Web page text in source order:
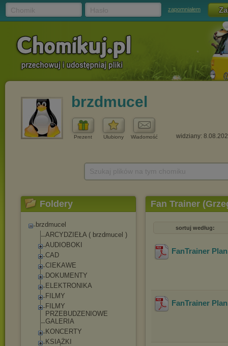
zapomniałem
brzdmucel
Prezent Ulubiony Wiadomość widziany:
Foldery
brzdmucel
ARCYDZIEŁA ( brzdmucel )
AUDIOBOKI
CAD
CIEKAWE
DOKUMENTY
ELEKTRONIKA
FILMY
FILMY
PRZEBUDZENIOWE
GALERIA
KONCERTY
KSIĄŻKI
Fan Trainer
sortuj według:
FanTrainer
FanTrainer